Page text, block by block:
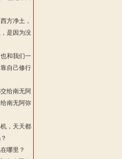
方净土，
是因为没
和我们一
自己修行
给南无阿
南无阿弥
，天天都
哪里？